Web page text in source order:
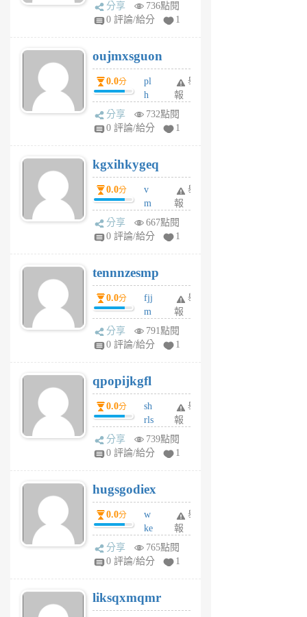
V
個
月
前
gy
個
月
前
分享
736點閱
0 評論/給分
1
oujmxsguon
0.0分
pl
h
wi
w
6
個
月
前
舉
報
分享
732點閱
0 評論/給分
1
kgxihkygeq
0.0分
v
m
sg
sr
6
個
月
前
舉
報
分享
667點閱
0 評論/給分
1
tennnzesmp
0.0分
fjj
m
w
rs
6
個
月
前
舉
報
分享
791點閱
0 評論/給分
1
qpopijkgfl
0.0分
sh
rls
k
m
6
個
月
前
舉
報
分享
739點閱
0 評論/給分
1
hugsgodiex
0.0分
w
ke
rv
pj
6
個
舉
報
分享
765點閱
0 評論/給分
1
liksqxmqmr